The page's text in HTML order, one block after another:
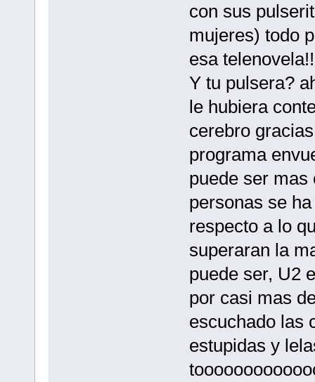
con sus
mujeres) todo
esa
Y tu pulsera?
le hubiera
cerebro
programa
puede ser mas
personas se
respecto a lo
superaran la
puede ser, U2
por casi mas
escuchado las
estupidas y